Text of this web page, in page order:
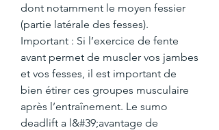
dont notamment le moyen fessier
(partie latérale des fesses).
Important : Si l’exercice de fente
avant permet de muscler vos jambes
et vos fesses, il est important de
bien étirer ces groupes musculaire
après l’entraînement. Le sumo
deadlift a l&#39;avantage de